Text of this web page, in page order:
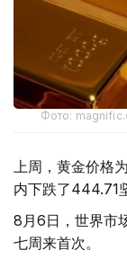
Фото:
上周，黄金价格
内下跌了444.71
8月6日，世界市
七周来首次。